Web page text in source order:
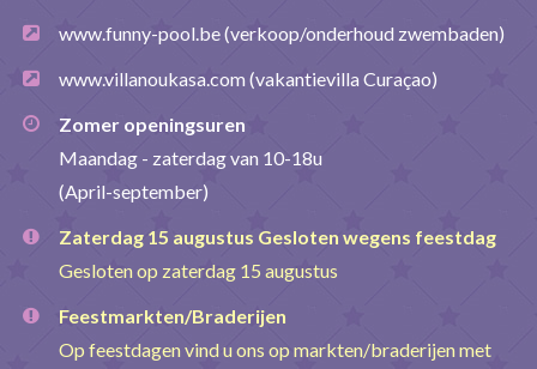
www.funny-pool.be(verkoop/onderhoud zwembaden)
www.villanoukasa.com (vakantievilla Curaçao)
Zomer openingsuren
Maandag - zaterdag van 10-18u
(April-september)
Zaterdag 15 augustus Gesloten wegens feestdag
Gesloten op zaterdag 15 augustus
Feestmarkten/Braderijen
Op feestdagen vind u ons op markten/braderijen met